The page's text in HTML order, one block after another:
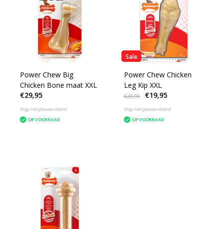
Power Chew Big
Chicken Bone maat XXL
€29,95
Nog niet gewaardeerd
OP VOORRAAD
Sale
Power Chew Chicken
Leg Kip XXL
€29,95 €19,95
Nog niet gewaardeerd
OP VOORRAAD